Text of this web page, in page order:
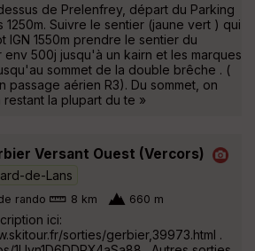
de Prelenfrey, départ du Parking
1250m. Suivre le sentier (jaune vert ) qui
IGN 1550m prendre le sentier du
env 500j jusqu'à un kairn et les marques
sommet de la double brêche . (
passage aérien R3). Du sommet, on
la plupart du te »
Versant Ouest (Vercors)
de-Lans
rando 8 km 660 m
ici:
sorties/gerbier,39973.html .